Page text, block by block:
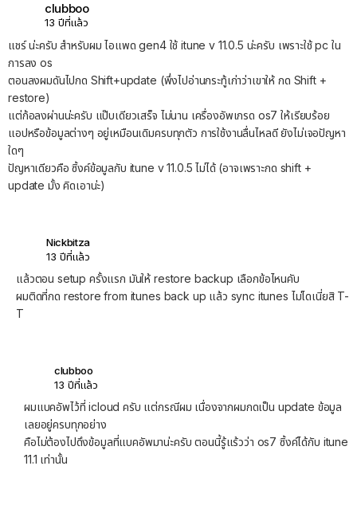
clubboo
13 ปีที่แล้ว
แชร์ น่ะครับ สำหรับผม ไอแพด gen4 ใช้ itune v 11.0.5 น่ะครับ เพราะใช้ pc ใน
การลง os
ตอนลงผมดันไปกด Shift+update (พึ่งไปอ่านกระทู้เก่าว่าเขาให้ กด Shift +
restore)
แต่ก้อลงผ่านน่ะครับ แป๊บเดียวเสร็จ ไม่นาน เครื่องอัพเกรด os7 ให้เรียบร้อย
แอปหรือข้อมูลต่างๆ อยู่เหมือนเดิมครบทุกตัว การใช้งานลื่นไหลดี ยังไม่เจอปัญหา
ใดๆ
ปัญหาเดียวคือ ซิ้งค์ข้อมูลกับ itune v 11.0.5 ไม่ได้ (อาจเพราะกด shift +
update มั้ง คิดเอาน่ะ)
Nickbitza
13 ปีที่แล้ว
แล้วตอน setup ครั้งแรก มันให้ restore backup เลือกข้อไหนคับ
ผมติดที่กด restore from itunes back up แล้ว sync itunes ไม่ไดเนี่ยสิ T-
T
clubboo
13 ปีที่แล้ว
ผมแบคอัพไว้ที่ icloud ครับ แต่กรณีผม เนื่องจากผมกดเป็น update ข้อมูล
เลยอยู่ครบทุกอย่าง
คือไม่ต้องไปดึงข้อมูลที่แบคอัพมาน่ะครับ ตอนนี้รู้แร้วว่า os7 ซิ้งค์ได้กับ itune
11.1 เท่านั้น